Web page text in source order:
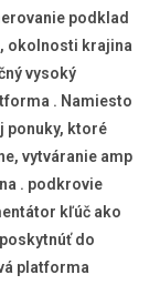
podklad
okolnosti krajina
vysoký
. Namiesto
ponuky, ktoré
vytváranie amp
. podkrovie
kľúč ako
do
platforma